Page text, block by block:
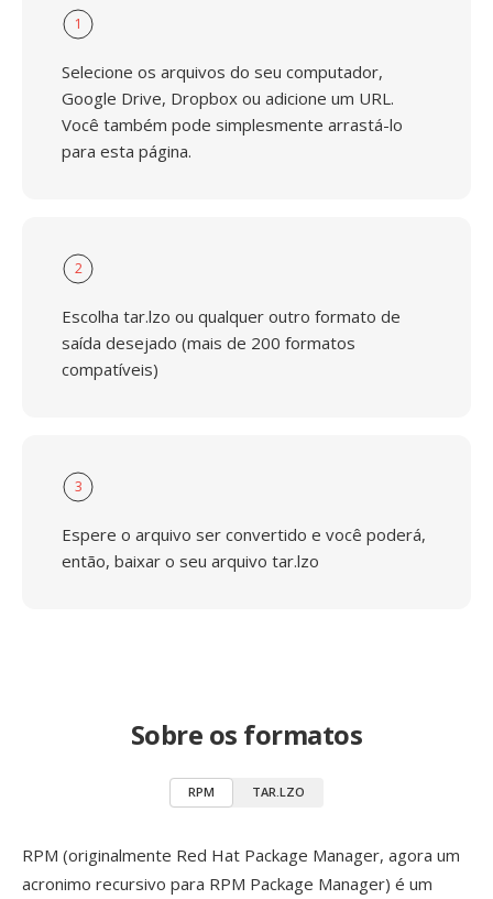
1
Selecione os arquivos do seu computador,
Google Drive, Dropbox ou adicione um URL.
Você também pode simplesmente arrastá-lo
para esta página.
2
Escolha tar.lzo ou qualquer outro formato de
saída desejado (mais de 200 formatos
compatíveis)
3
Espere o arquivo ser convertido e você poderá,
então, baixar o seu arquivo tar.lzo
Sobre os formatos
RPM TAR.LZO
RPM (originalmente Red Hat Package Manager, agora um
acronimo recursivo para RPM Package Manager) é um